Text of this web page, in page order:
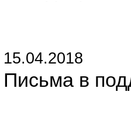
15.04.2018
Письма в